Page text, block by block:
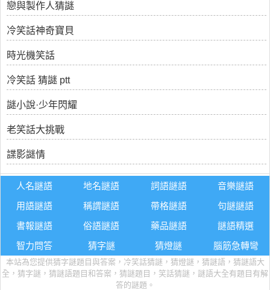
戀與製作人猜謎
冷笑話神奇寶貝
時光機笑話
冷笑話 猜謎 ptt
謎小說·少年閃耀
老笑話大挑戰
諜影謎情
人名謎語 地名謎語 詞語謎語
音樂謎語
用語謎語
稱謂謎語 帶格謎語
句謎謎語
書報謎語
俗語謎語 藥品謎語
謎語精選
智力問答
猜字謎 猜燈謎 腦筋急轉彎
本站為您提供猜字謎題目與答案，冷笑話猜謎，猜燈謎，猜謎語，猜謎語大
全，猜字謎，猜謎語題目和答案，猜謎題目，笑話猜謎，謎語大全有題目有解
答的謎題。